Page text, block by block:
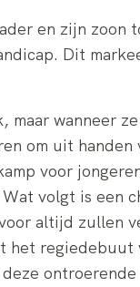
en zijn zoon
Dit
maar wanneer
om uit
voor
volgt is een
altijd zullen
het regiedebuut
ontroerende